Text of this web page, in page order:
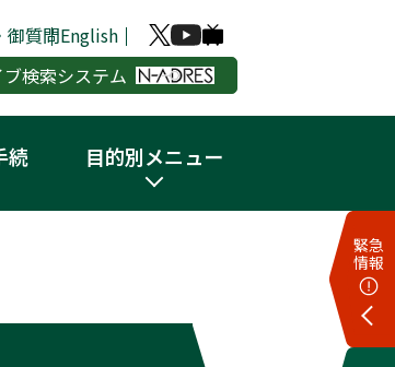
御質問English
検索システム
続 目的別メニュー
緊急
情報